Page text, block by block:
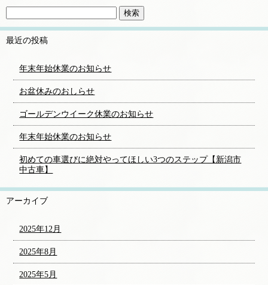
最近の投稿
年末年始休業のお知らせ
お盆休みのおしらせ
ゴールデンウイーク休業のお知らせ
年末年始休業のお知らせ
初めての車選びに絶対やってほしい3つのステップ【新潟市
中古車】
アーカイブ
2025年12月
2025年8月
2025年5月